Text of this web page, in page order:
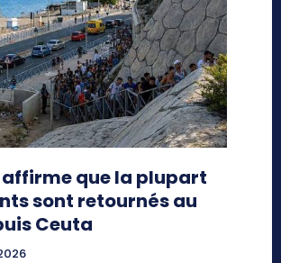
affirme que la plupart
sont retournés au
Ceuta